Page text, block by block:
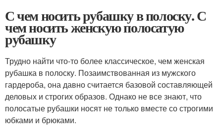
С чем носить рубашку в полоску. С
чем носить женскую полосатую
рубашку
Трудно найти что-то более классическое, чем женская
рубашка в полоску. Позаимствованная из мужского
гардероба, она давно считается базовой составляющей
деловых и строгих образов. Однако не все знают, что
полосатые рубашки носят не только вместе со строгими
юбками и брюками.